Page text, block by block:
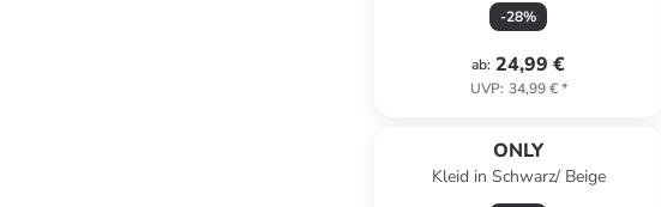
-28%
ab: 24,99 €
UVP: 34,99 €*
ONLY
Kleid in Schwarz/ Beige